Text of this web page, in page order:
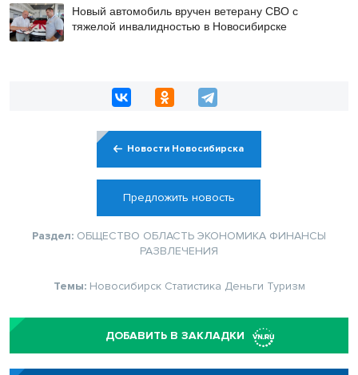
Новый автомобиль вручен ветерану СВО с
тяжелой инвалидностью в Новосибирске
Новости Новосибирска
Предложить новость
Раздел: ОБЩЕСТВО ОБЛАСТЬ ЭКОНОМИКА ФИНАНСЫ
РАЗВЛЕЧЕНИЯ
Темы: Новосибирск Статистика Деньги Туризм
ДОБАВИТЬ В ЗАКЛАДКИ